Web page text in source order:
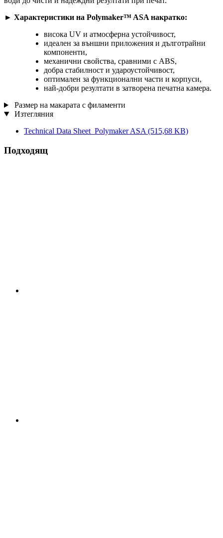
► Характеристики на Polymaker™ ASA накратко:
висока UV и атмосферна устойчивост,
идеален за външни приложения и дълготрайни
компоненти,
механични свойства, сравними с ABS,
добра стабилност и удароустойчивост,
оптимален за функционални части и корпуси,
най-добри резултати в затворена печатна камера.
Размер на макарата с филаменти
Изтегляния
Technical Data Sheet_Polymaker ASA (515,68 KB)
Подходящ